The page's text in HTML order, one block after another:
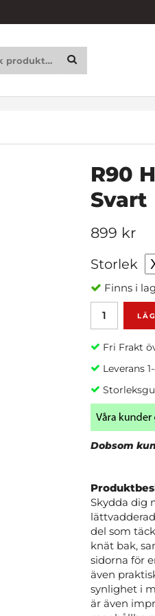
R90
Svart
899 kr
Storlek
Finns i
Fri Frakt
Leverans
Dobsom
Skydda dig
del som
knät bak,
sidorna för
även
synlighet i
är även